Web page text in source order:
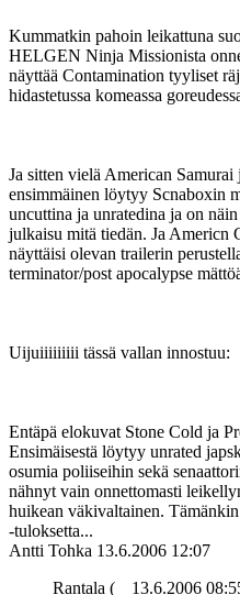
Kummatkin pahoin leikattuna
HELGEN Ninja Missionista
näyttää Contamination tyyliset
hidastetussa komeassa
Ja sitten vielä American
ensimmäinen löytyy Scnaboxin
uncuttina ja unratedina ja on
julkaisu mitä tiedän. Ja Americn
näyttäisi olevan trailerin
terminator/post apocalypse
Uijuiiiiiiiii tässä vallan innostuu:
Entäpä elokuvat Stone Cold ja
Ensimäisestä löytyy unrated
osumia poliiseihin sekä
nähnyt vain onnettomasti
huikean väkivaltainen.
‑tuloksetta...
Antti Tohka 13.6.2006 12:07
Rantala (
13.6.2006